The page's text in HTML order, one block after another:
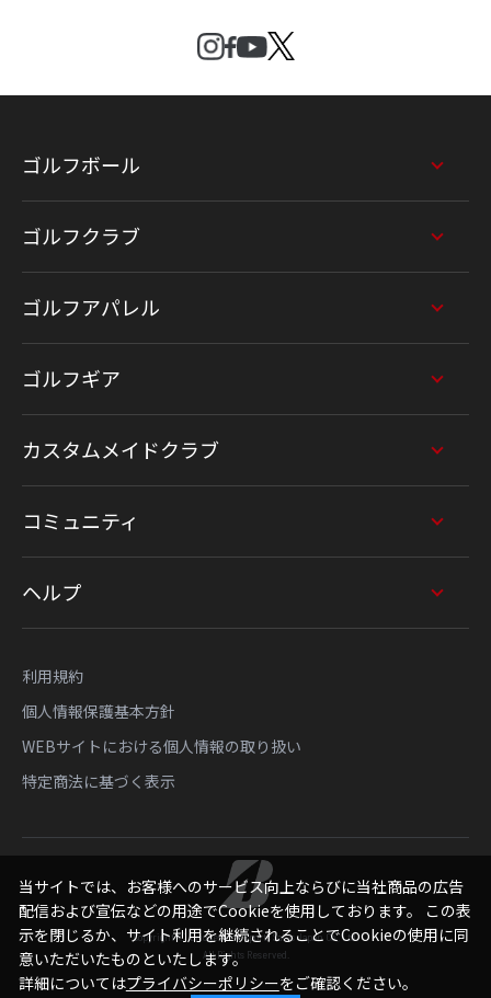
ゴルフボール
ゴルフクラブ
ゴルフアパレル
ゴルフギア
カスタムメイドクラブ
コミュニティ
ヘルプ
利用規約
個人情報保護基本方針
WEBサイトにおける個人情報の取り扱い
特定商法に基づく表示
Copyright © Bridgestone Sports Sales Japan Co., Ltd.
All Rights Reserved.
当サイトでは、お客様へのサービス向上ならびに当社商品の広告
配信および宣伝などの用途でCookieを使用しております。 この表
示を閉じるか、サイト利用を継続されることでCookieの使用に同
意いただいたものといたします。
詳細についてはプライバシーポリシーをご確認ください。